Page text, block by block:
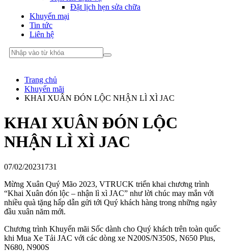
Đặt lịch hẹn sửa chữa
Khuyến mại
Tin tức
Liên hệ
Trang chủ
Khuyến mãi
KHAI XUÂN ĐÓN LỘC NHẬN LÌ XÌ JAC
KHAI XUÂN ĐÓN LỘC
NHẬN LÌ XÌ JAC
07/02/20231731
Mừng Xuân Quý Mão 2023, VTRUCK triển khai chương trình
“Khai Xuân đón lộc – nhận lì xì JAC” như lời chúc may mắn với
nhiều quà tặng hấp dẫn gửi tới Quý khách hàng trong những ngày
đầu xuân năm mới.
Chương trình Khuyến mãi Sốc dành cho Quý khách trên toàn quốc
khi Mua Xe Tải JAC với các dòng xe N200S/N350S, N650 Plus,
N680, N900S